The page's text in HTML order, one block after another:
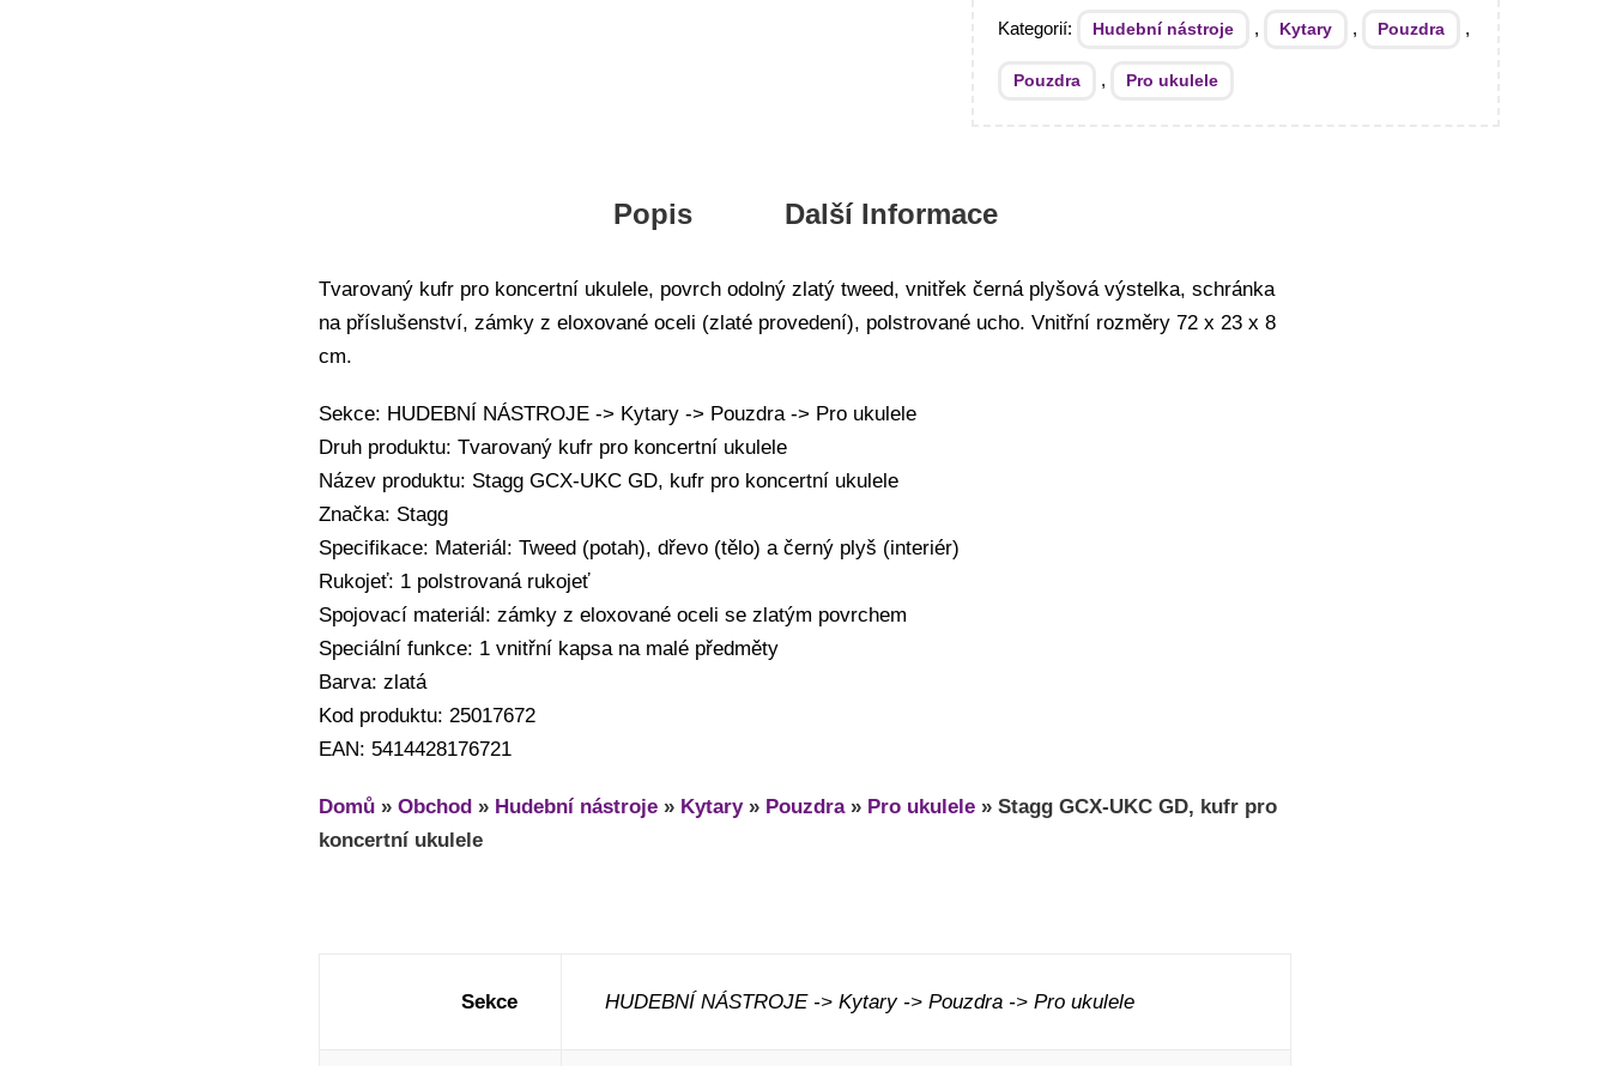
Kategorií: Hudební nástroje , Kytary , Pouzdra ,
Pouzdra , Pro ukulele
Popis Další Informace
Tvarovaný kufr pro koncertní ukulele, povrch odolný zlatý tweed, vnitřek černá plyšová výstelka, schránka
na příslušenství, zámky z eloxované oceli (zlaté provedení), polstrované ucho. Vnitřní rozměry 72 x 23 x 8
cm.
Sekce: HUDEBNÍ NÁSTROJE -> Kytary -> Pouzdra -> Pro ukulele
Druh produktu: Tvarovaný kufr pro koncertní ukulele
Název produktu: Stagg GCX-UKC GD, kufr pro koncertní ukulele
Značka: Stagg
Specifikace: Materiál: Tweed (potah), dřevo (tělo) a černý plyš (interiér)
Rukojeť: 1 polstrovaná rukojeť
Spojovací materiál: zámky z eloxované oceli se zlatým povrchem
Speciální funkce: 1 vnitřní kapsa na malé předměty
Barva: zlatá
Kod produktu: 25017672
EAN: 5414428176721
Domů » Obchod » Hudební nástroje » Kytary» Pouzdra» Pro ukulele » Stagg GCX-UKC GD, kufr pro
koncertní ukulele
Sekce HUDEBNÍ NÁSTROJE -> Kytary -> Pouzdra -> Pro ukulele